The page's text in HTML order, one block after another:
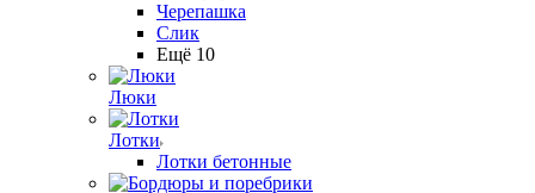
Черепашка
Слик
Ещё 10
Люки
Лотки
Лотки бетонные